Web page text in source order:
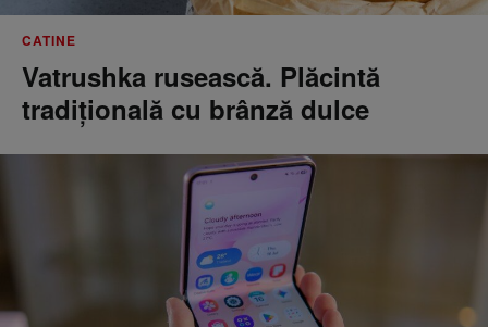
CATINE
Vatrushka rusească. Plăcintă
tradițională cu brânză dulce